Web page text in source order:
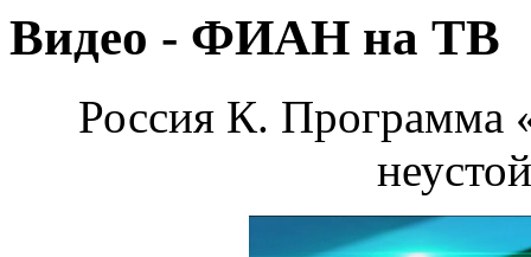
Видео - ФИАН на ТВ
Россия К. Программа